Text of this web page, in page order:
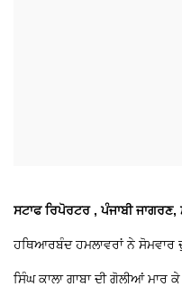
ਸਟਾਫ ਰਿਪੋਰਟਰ , ਪੰਜਾਬੀ
ਹਥਿਆਰਬੰਦ ਹਮਲਾਵਰਾਂ ਨੇ ਸੋਮਵਾਰ
ਸਿੰਘ ਕਾਲਾ ਗਾਬਾ ਦੀ ਗੋਲੀਆਂ ਮਾਰ